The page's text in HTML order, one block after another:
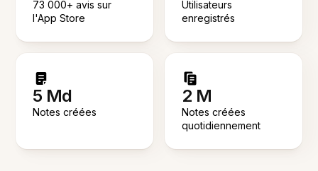
73 000+ avis sur
l'App Store
Utilisateurs
enregistrés
5 Md
Notes créées
2 M
Notes créées
quotidiennement